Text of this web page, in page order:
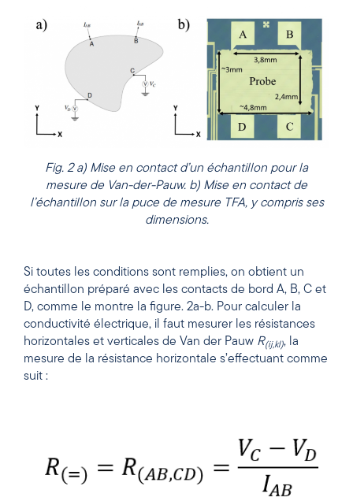
Fig. 2 a) Mise en contact d’un échantillon pour la
mesure de Van-der-Pauw. b) Mise en contact de
l’échantillon sur la puce de mesure TFA, y compris ses
dimensions.
Si toutes les conditions sont remplies, on obtient un
échantillon préparé avec les contacts de bord A, B, C et
D, comme le montre la figure. 2a-b. Pour calculer la
conductivité électrique, il faut mesurer les résistances
horizontales et verticales de Van der Pauw R(ij,kl), la
mesure de la résistance horizontale s’effectuant comme
suit :